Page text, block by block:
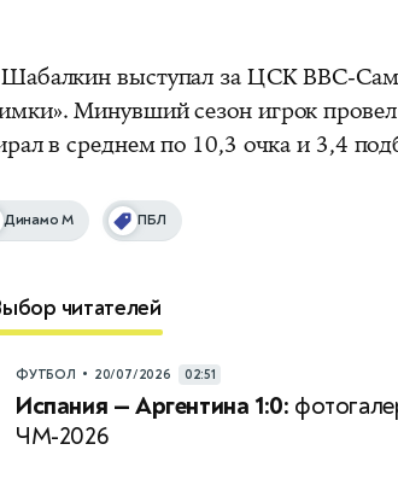
выступал за ЦСК ВВС-
Минувший сезон игрок
в среднем по 10,3 очка и 3,4
Динамо М ПБЛ
читателей
ФУТБОЛ • 20/07/2026 02:51
Испания — Аргентина 1:0:
ЧМ-2026